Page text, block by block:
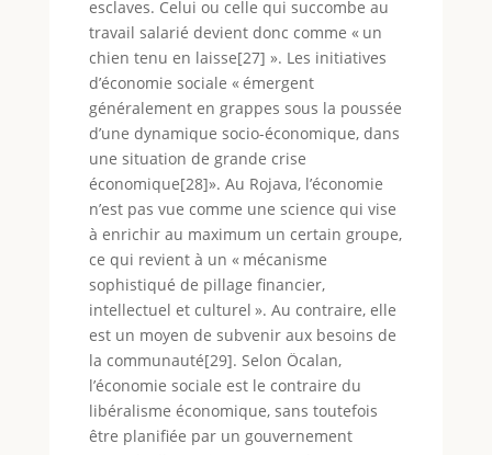
esclaves. Celui ou celle qui succombe au
travail salarié devient donc comme « un
chien tenu en laisse[27] ». Les initiatives
d’économie sociale « émergent
généralement en grappes sous la poussée
d’une dynamique socio-économique, dans
une situation de grande crise
économique[28]». Au Rojava, l’économie
n’est pas vue comme une science qui vise
à enrichir au maximum un certain groupe,
ce qui revient à un « mécanisme
sophistiqué de pillage financier,
intellectuel et culturel ». Au contraire, elle
est un moyen de subvenir aux besoins de
la communauté[29]. Selon Öcalan,
l’économie sociale est le contraire du
libéralisme économique, sans toutefois
être planifiée par un gouvernement